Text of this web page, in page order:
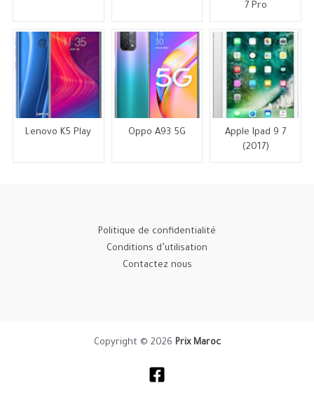
7 Pro
Lenovo K5 Play Oppo A93 5G
Apple Ipad 9 7
(2017)
Politique de confidentialité
Conditions d’utilisation
Contactez nous
Copyright © 2026 Prix Maroc